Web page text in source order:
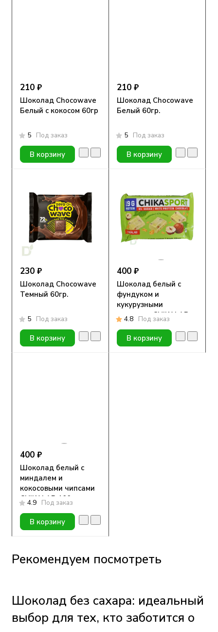
210 ₽
Шоколад Chocowave
Белый с кокосом 60гр
5 Под заказ
В корзину
210 ₽
Шоколад Chocowave
Белый 60гр.
5 Под заказ
В корзину
230 ₽
Шоколад Chocowave
Темный 60гр.
5 Под заказ
В корзину
400 ₽
Шоколад белый с
фундуком и
кукурузными
хлопьями CHIKALAB
100 гр
4.8 Под заказ
В корзину
400 ₽
Шоколад белый с
миндалем и
кокосовыми чипсами
CHIKALAB 100 гр
4.9 Под заказ
В корзину
Рекомендуем посмотреть
Шоколад без сахара: идеальный
выбор для тех, кто заботится о